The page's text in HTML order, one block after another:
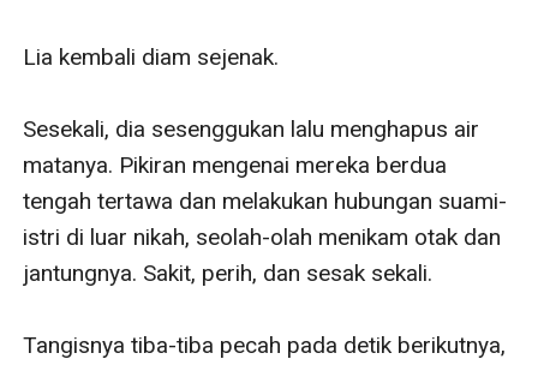
Lia kembali diam sejenak.
Sesekali, dia sesenggukan lalu menghapus air
matanya. Pikiran mengenai mereka berdua
tengah tertawa dan melakukan hubungan suami-
istri di luar nikah, seolah-olah menikam otak dan
jantungnya. Sakit, perih, dan sesak sekali.
Tangisnya tiba-tiba pecah pada detik berikutnya,